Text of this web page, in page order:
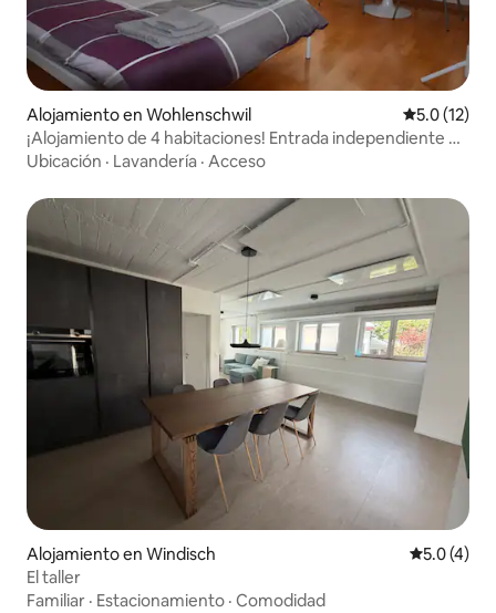
Alojamiento en Wohlenschwil Calificación
5.0 (12)
¡Alojamiento de 4 habitaciones! Entrada independiente en
la propiedad
Ubicación · Lavandería · Acceso
Alojamiento en Windisch
5.0 (4)
El taller
Familiar · Estacionamiento · Comodidad